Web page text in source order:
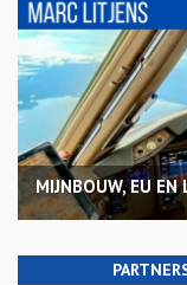
MIJNBOUW, EU EN